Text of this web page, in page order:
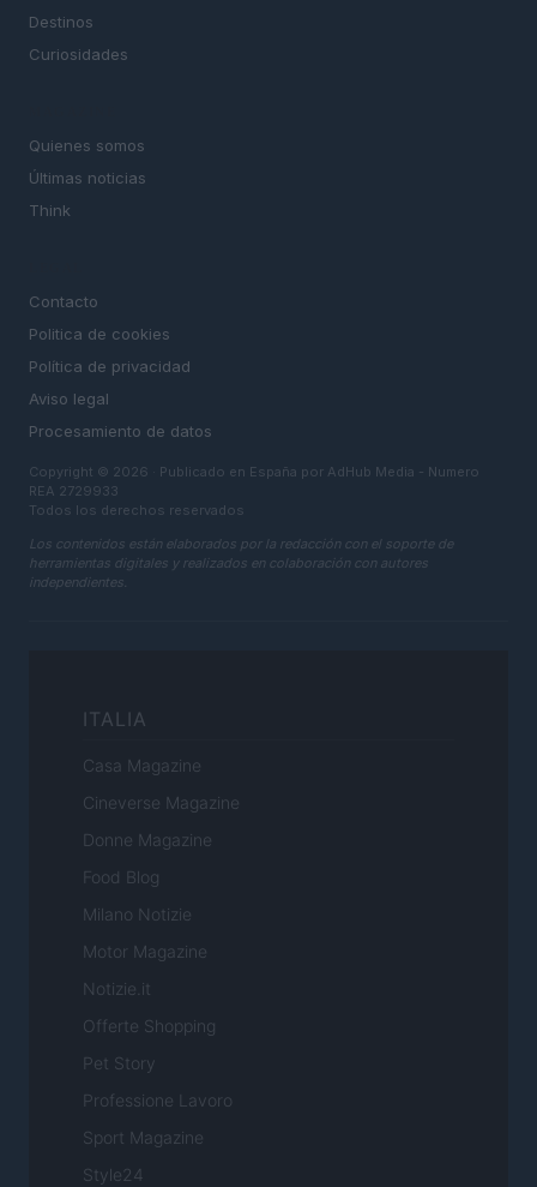
Destinos
Curiosidades
Quienes somos
Últimas noticias
Think
Contacto
Politica de cookies
Política de privacidad
Aviso legal
Procesamiento de datos
Copyright © 2026 · Publicado en España por AdHub Media - Numero
REA 2729933
Todos los derechos reservados
Los contenidos están elaborados por la redacción con el soporte de
herramientas digitales y realizados en colaboración con autores
independientes.
ITALIA
Casa Magazine
Cineverse Magazine
Donne Magazine
Food Blog
Milano Notizie
Motor Magazine
Notizie.it
Offerte Shopping
Pet Story
Professione Lavoro
Sport Magazine
Style24